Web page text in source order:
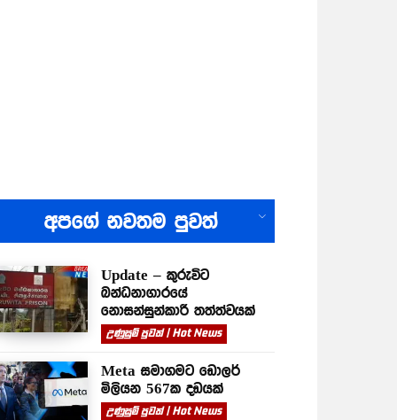
අපගේ නවතම පුවත්
Update – කුරුවිට
බන්ධනාගාරයේ
නොසන්සුන්කාරී තත්ත්වයක්
උණුසුම් පුවත් | Hot News
Meta සමාගමට ඩොලර්
මිලියන 567ක දඩයක්
උණුසුම් පුවත් | Hot News